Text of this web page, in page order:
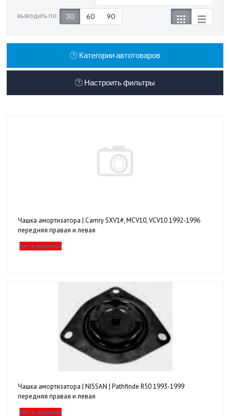
выводить по: 30 60 90
Категории автотоваров
Настроить фильтры
Чашка амортизатора | Camry SXV1#, MCV10, VCV10 1992-1996
передняя правая и левая
Нет в наличии
Чашка амортизатора | NISSAN | Pathfinde R50 1993-1999
передняя правая и левая
Нет в наличии